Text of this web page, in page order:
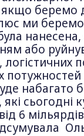
беремо
ми беремо
нанесена,
або
потужностей
набагато
які сьогодні
6